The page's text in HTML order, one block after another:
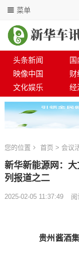
菜单
头条新闻
映像中国
财
文化娱乐
经
您的位置 首页 > 会议
新华新能源网：
列报道之二
2025-02-05 11:37:49 阅
贵州酱酒